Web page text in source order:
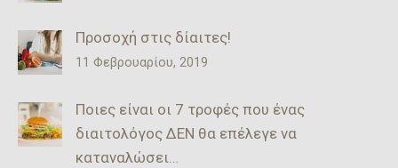
Προσοχή στις δίαιτες!
11 Φεβρουαρίου, 2019
Ποιες είναι οι 7 τροφές που ένας
διαιτολόγος ΔΕΝ θα επέλεγε να
καταναλώσει…